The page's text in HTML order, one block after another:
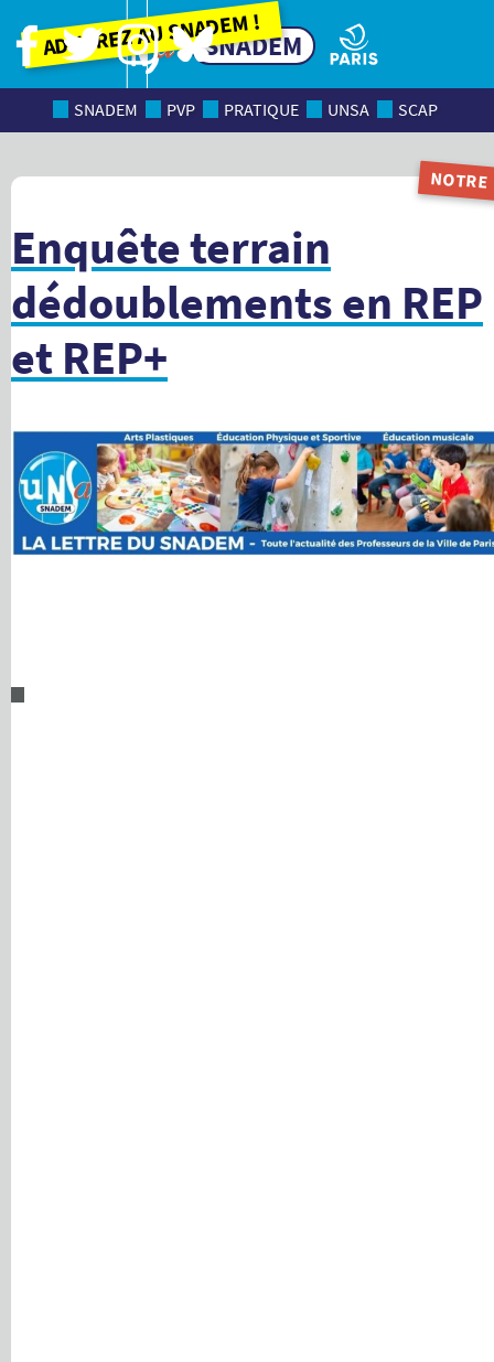
Adhérez au SNADEM !
SNADEM
SNADEM PVP PRATIQUE UNSA SCAP
Enquête terrain
dédoublements en REP
et REP+
NOTRE